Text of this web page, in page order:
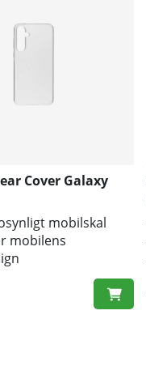
Cover Galaxy
mobilskal
mobilens
mot smuts och repor